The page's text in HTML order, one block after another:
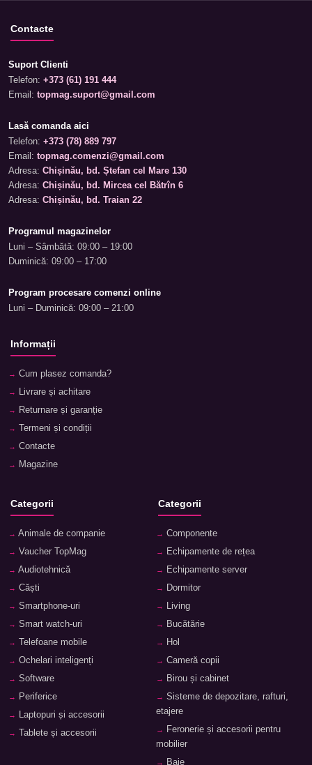
Contacte
Suport Clienti
Telefon: +373 (61) 191 444
Email: topmag.suport@gmail.com
Lasă comanda aici
Telefon: +373 (78) 889 797
Email: topmag.comenzi@gmail.com
Adresa: Chișinău, bd. Ștefan cel Mare 130
Adresa: Chișinău, bd. Mircea cel Bătrîn 6
Adresa: Chișinău, bd. Traian 22
Programul magazinelor
Luni – Sâmbătă: 09:00 – 19:00
Duminică: 09:00 – 17:00
Program procesare comenzi online
Luni – Duminică: 09:00 – 21:00
Informații
Cum plasez comanda?
Livrare și achitare
Returnare și garanție
Termeni și condiții
Contacte
Magazine
Categorii
Animale de companie
Vaucher TopMag
Audiotehnică
Căști
Smartphone-uri
Smart watch-uri
Telefoane mobile
Ochelari inteligenți
Software
Periferice
Laptopuri și accesorii
Tablete și accesorii
Categorii
Componente
Echipamente de rețea
Echipamente server
Dormitor
Living
Bucătărie
Hol
Cameră copii
Birou și cabinet
Sisteme de depozitare, rafturi,
etajere
Feronerie și accesorii pentru
mobilier
Baie